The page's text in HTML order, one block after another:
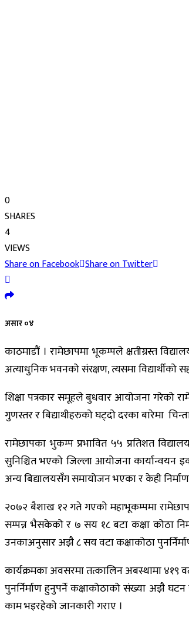
0
SHARES
4
VIEWS
Share on Facebook Share on Twitter
असार ०४
काठमाडौं । रामेछापमा भूकम्पले क्षतीग्रस्त
अत्याधुनिक भवनको संरक्षण, त्यसमा विद्यार्थीको
शिक्षा पत्रकार समूहले बुधवार आयोजना गरेको
गुणस्तर र बिद्याथीहरुको घट्दो दरका बारेमा
रामेछापका भुकम्प प्रभावित ५५ प्रतिशत
सुनिश्चित भएको जिल्ला आयोजना कार्यान्वयन
अन्य बिद्यालयसँग समायोजन भएका र केही
२०७२ बैशाख १२ गते गएको महाभूकम्पमा
सम्पन्न भैसकेको र ७ सय १८ बटा कक्षा कोठा
उनकाअनुसार अझै ८ सय वटा कक्षाकोठा
कार्यक्रमका अवसरमा तत्कालिन अबस्थामा ४१९
पुनर्निर्माण हुनुपर्ने कक्षाकोठाको संख्या अझै
काम भइरहेको जानकारी गराए ।